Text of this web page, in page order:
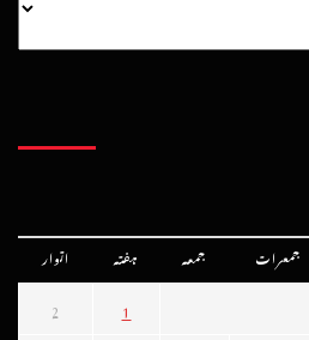
جمعرات جمعہ ہفتہ اتوار
1
2